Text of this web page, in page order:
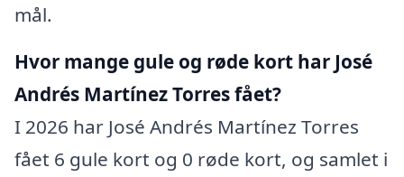
mål.
Hvor mange gule og røde kort har José
Andrés Martínez Torres fået?
I 2026 har José Andrés Martínez Torres
fået 6 gule kort og 0 røde kort, og samlet i